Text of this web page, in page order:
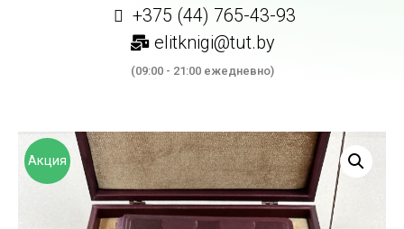
+375 (44) 765-43-93
elitknigi@tut.by
(09:00 - 21:00 ежедневно)
Акция